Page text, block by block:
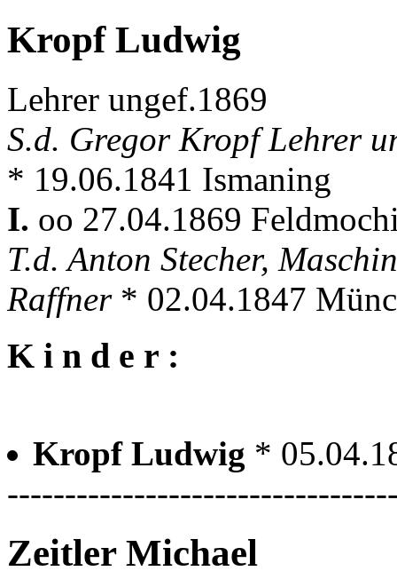
Kropf Ludwig
Lehrer ungef.1869
S.d. Gregor Kropf Lehrer
* 19.06.1841 Ismaning
I. oo 27.04.1869
T.d. Anton Stecher,
Raffner * 02.04.1847
K i n d e r :
Kropf Ludwig *
Zeitler Michael